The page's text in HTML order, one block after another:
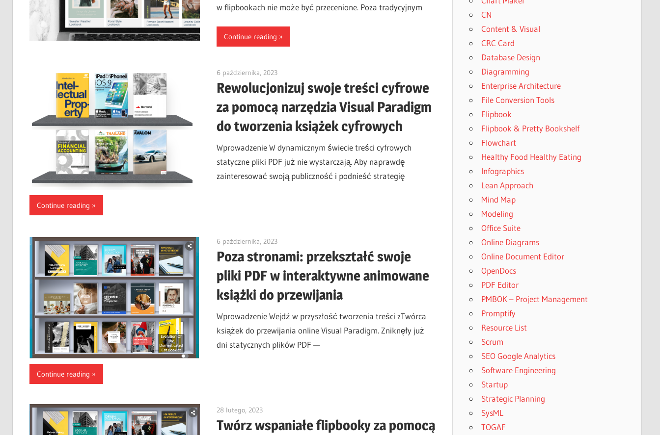
w flipbookach nie może być przecenione. Poza tradycyjnym
Continue reading
6 października, 2023
Rewolucjonizuj swoje treści cyfrowe
za pomocą narzędzia Visual Paradigm
do tworzenia książek cyfrowych
Wprowadzenie W dynamicznym świecie treści cyfrowych
statyczne pliki PDF już nie wystarczają. Aby naprawdę
zainteresować swoją publiczność i podnieść strategię
Continue reading
6 października, 2023
Poza stronami: przekształć swoje
pliki PDF w interaktywne animowane
książki do przewijania
Wprowadzenie Wejdź w przyszłość tworzenia treści zTwórca
książek do przewijania online Visual Paradigm. Zniknęły już
dni statycznych plików PDF —
Continue reading
28 lutego, 2023
Twórz wspaniałe flipbooky za pomocą
CN
Content & Visual
CRC Card
Database Design
Diagramming
Enterprise Architecture
File Conversion Tools
Flipbook
Flipbook & Pretty Bookshelf
Flowchart
Healthy Food Healthy Eating
Infographics
Lean Approach
Mind Map
Modeling
Office Suite
Online Diagrams
Online Document Editor
OpenDocs
PDF Editor
PMBOK – Project Management
Promptify
Resource List
Scrum
SEO Google Analytics
Software Engineering
Startup
Strategic Planning
SysML
TOGAF